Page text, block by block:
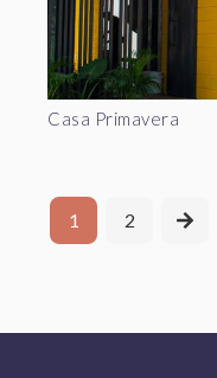
Casa Primavera
1 2